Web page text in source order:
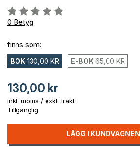
Betyg::
0%
0 Betyg
finns som:
BOK 130,00 KR E-BOK 65,00 KR
130,00 kr
inkl. moms / exkl. frakt
Tillgänglig
LÄGG I KUNDVAGNEN